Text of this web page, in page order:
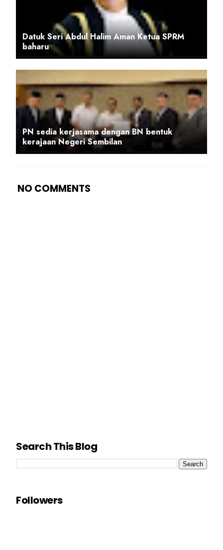
Datuk Seri Abdul Halim Aman Ketua SPRM
baharu
PN sedia kerjasama dengan BN bentuk
kerajaan Negeri Sembilan
NO COMMENTS
Search This Blog
Followers